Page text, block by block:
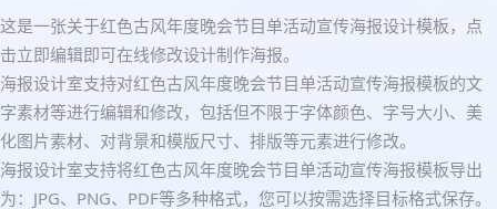
这是一张关于红色古风年度晚会节目单活动宣传海报设计模板，点
击立即编辑即可在线修改设计制作海报。
海报设计室支持对红色古风年度晚会节目单活动宣传海报模板的文
字素材等进行编辑和修改，包括但不限于字体颜色、字号大小、美
化图片素材、对背景和模版尺寸、排版等元素进行修改。
海报设计室支持将红色古风年度晚会节目单活动宣传海报模板导出
为：JPG、PNG、PDF等多种格式，您可以按需选择目标格式保存。